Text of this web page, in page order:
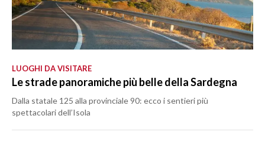
LUOGHI DA VISITARE
Le strade panoramiche più belle della Sardegna
Dalla statale 125 alla provinciale 90: ecco i sentieri più
spettacolari dell’Isola